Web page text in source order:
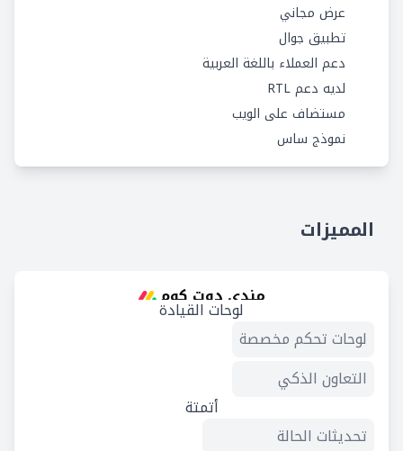
عرض مجاني
تطبيق جوال
دعم العملاء باللغة العربية
لديه دعم RTL
مستضاف على الويب
نموذج ساس
المميزات
مندي دوت كوم
لوحات القيادة
لوحات تحكم مخصصة
التعاون الذكي
أتمتة
تحديثات الحالة